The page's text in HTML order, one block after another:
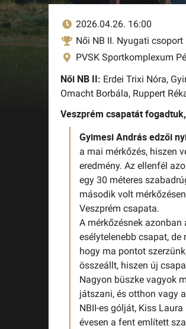
2026.04.26. 16:00
Női NB II. Nyugati
PVSK Sportkomplexum
Női NB II: Erdei Trixi Nóra,
Omacht Borbála, Ruppert
Veszprém csapatát
Gyimesi András edzői
a mai mérkőzés, hiszen
eredmény. Az ellenfél
egy 30 méteres
második volt
Veszprém csapata.
A mérkőzésnek
esélytelenebb csapat,
hogy ma pontot
összeállt, hiszen új
Nagyon büszke vagyok
játszani, és otthon vagy
NBII-es gólját, Kiss
évesen a fent említett